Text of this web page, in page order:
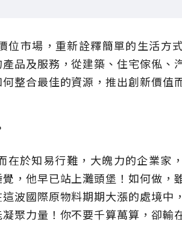
市場，重新詮釋簡單的生活方
品及服務，從建築、住宅傢俬、
整合最佳的資源，推出創新價值
於知易行難，大魄力的企業家
，他早已站上灘頭堡！如何做，
波國際原物料期期大漲的處境中
聚力量！你不要千算萬算，卻輸